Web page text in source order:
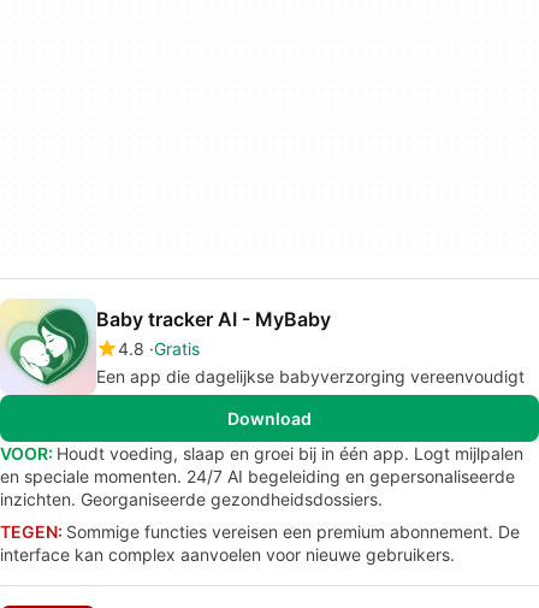
Baby tracker AI - MyBaby
4.8 Gratis
Een app die dagelijkse babyverzorging vereenvoudigt
Download
VOOR: Houdt voeding, slaap en groei bij in één app. Logt mijlpalen
en speciale momenten. 24/7 AI begeleiding en gepersonaliseerde
inzichten. Georganiseerde gezondheidsdossiers.
TEGEN: Sommige functies vereisen een premium abonnement. De
interface kan complex aanvoelen voor nieuwe gebruikers.